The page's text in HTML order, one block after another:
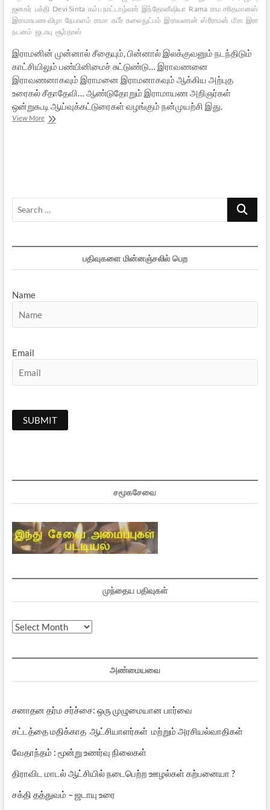
ஜனகர் பக்தி Devi Sinta கம்ப நாட்டாழ்வார் இந்தோனீஷியா Rama ராம சரிதமானஸ்
இராமாயண விழா நேபாளம் ராமா கபீர் கலைநுட்பம் இராவணன் ஸ்ரீராமன் மீரா
நடனம் ஜடாயு சூர்தாஸ்
இராமனின் முன்னால் சீதையும், பின்னால் இலக்குவனும் நடந்திடும்
காட்சியிலும் பண்பினிமைச் சுட்டுண்டு… இராவணனை
இராவணனாகவும் இராமனை இராமனாகவும் ஆக்கிய அற்புத
உரைகல் சீதாதேவி… ஆண்டுதோறும் இராமாயண அறிஞர்கள்
ஒன்றுகூடி ஆய்வுக்கட்டுரைகள் வழங்கும் நன்முயற்சி இது.
View Moreஅஞ்சல்
Search
பதிவுகளை மின்னஞ்சலில் பெற
Name
Email
சமூகசேவை
முந்தைய பதிவுகள்
முந்தைய
அண்மையவை
சனாதன தர்ம சர்ச்சை: ஒரு முழுமையான பார்வை
சட்டத்தை மதிக்காத ஆட்சியாளர்கள் மற்றும் அரசியல்வாதிகள்
வேதாந்தம் : மூன்று உணர்வு நிலைகள்
திராவிட மாடல் ஆட்சியில் நடைபெற்ற ஊழல்கள் கற்பனையா ?
சக்தி தத்துவம் – ஜடாயு உரை